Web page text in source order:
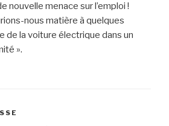
nouvelle menace sur l’emploi !
nous matière à quelques
de la voiture électrique dans un
».